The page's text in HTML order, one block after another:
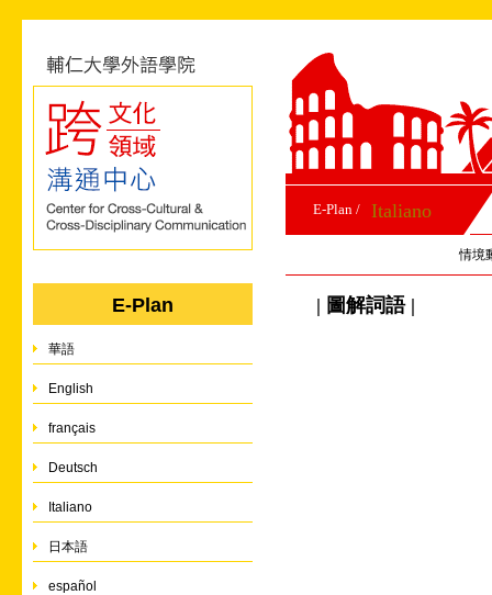
E-Plan
華語
English
français
Deutsch
Italiano
日本語
español
E-Plan / Italiano
情境
| 圖解詞語 |